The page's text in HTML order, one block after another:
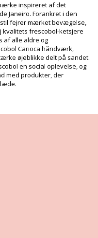
L (7899918339172)
Augusto Terry
brug for en bikini eller en
som du kan på stranden, du
og sandet synker ned i
farvestrålende mønstre.
inspireret af det
Janeiro. Forankret i den
fejrer mærket bevægelse,
frescobol-ketsjere
af alle aldre og
Carioca håndværk,
øjeblikke delt på sandet.
en social oplevelse, og
med produkter, der